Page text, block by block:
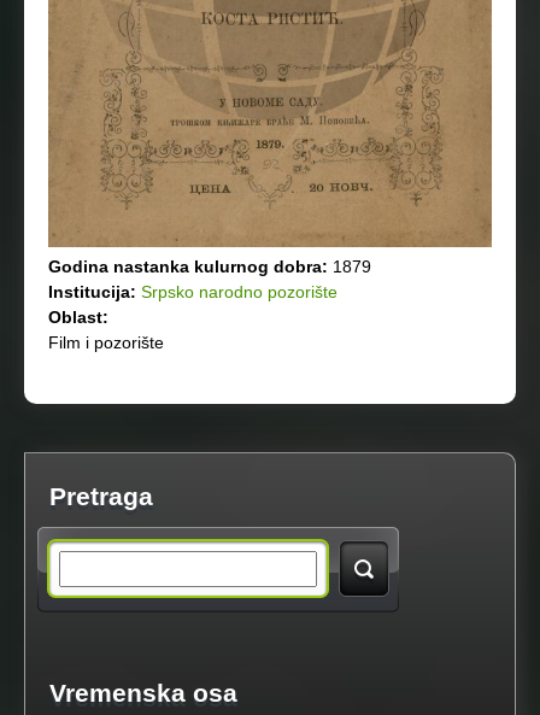
Godina nastanka kulurnog dobra: 1879
Institucija: Srpsko narodno pozorište
Oblast:
Film i pozorište
Pretraga
a
Vremenska osa